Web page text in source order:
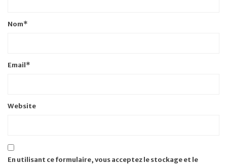
Nom*
Email*
Website
En utilisant ce formulaire, vous acceptez le stockage et le